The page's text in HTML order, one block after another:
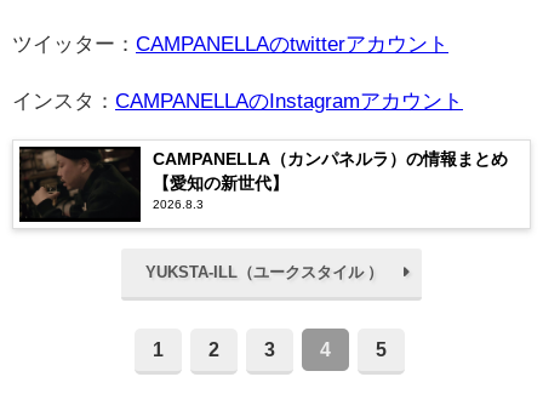
ツイッター： CAMPANELLAのtwitterアカウント
インスタ： CAMPANELLAのInstagramアカウント
CAMPANELLA（カンパネルラ）の情報まとめ
【愛知の新世代】
2026.8.3
YUKSTA-ILL（ユークスタイル ）
1 2 3 4 5